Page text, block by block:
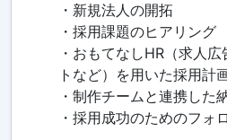
・新規法人の開拓
・採用課題のヒアリング
・おもてなしHR（求人
トなど）を用いた採用計
・制作チームと連携した
・採用成功のためのフォ